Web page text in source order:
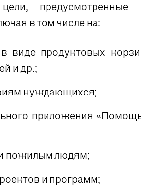
в том числе на:
продуктовых
и др.;
нуждающихся;
приложения
пожилым людям;
и программ;